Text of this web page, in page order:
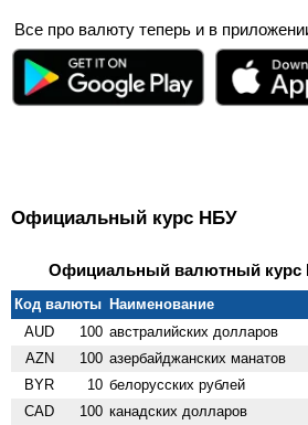
Все про валюту теперь и в
Официальный курс НБУ
Официальный валютный курс
Код валюты Наименование
AUD
100 австралийских долларов
AZN 100 азербайджанских манатов
BYR 10 белорусских рублей
CAD 100 канадских долларов